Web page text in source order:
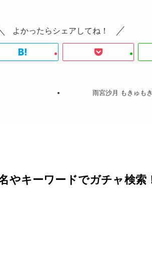
よかったらシェアしてね！
雨宮沙月 もきゅも
やキーワードでガチャ検索